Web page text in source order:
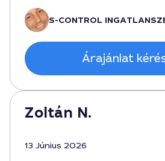
Dunaújvárosban, aki gyors és
keres a WPC lépcsőhöz.
S-CONTROL
Árajánlat
Zoltán N.
13 Június 2026